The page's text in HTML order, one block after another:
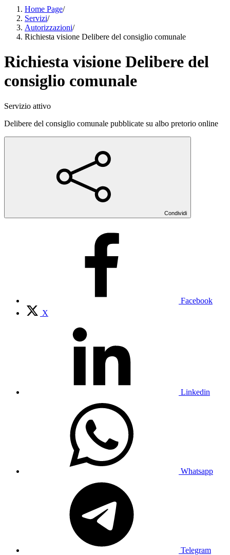
Home Page/
Servizi/
Autorizzazioni/
Richiesta visione Delibere del consiglio comunale
Richiesta visione Delibere del
consiglio comunale
Servizio attivo
Delibere del consiglio comunale pubblicate su albo pretorio online
Condividi
Facebook
X
Linkedin
Whatsapp
Telegram